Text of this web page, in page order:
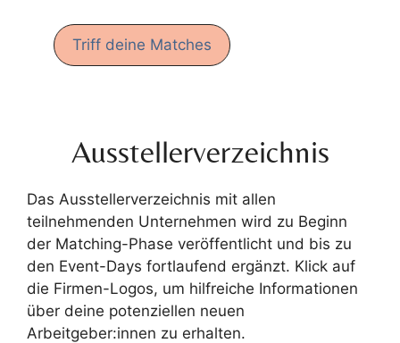
Triff deine Matches
Ausstellerverzeichnis
Das Ausstellerverzeichnis mit allen
teilnehmenden Unternehmen wird zu Beginn
der Matching-Phase veröffentlicht und bis zu
den Event-Days fortlaufend ergänzt. Klick auf
die Firmen-Logos, um hilfreiche Informationen
über deine potenziellen neuen
Arbeitgeber:innen zu erhalten.